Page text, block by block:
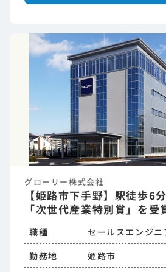
グローリー株式会社
【姫路市下手野】駅徒歩6
「次世代産業特別賞」を
職種
セールスエンジニ
勤務地
姫路市